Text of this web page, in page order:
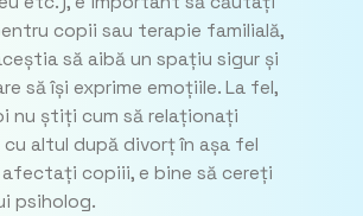
copii sau terapie familială,
să aibă un spațiu sigur și
să își exprime emoțiile. La fel,
nu știți cum să relaționați
cu altul după divorț în așa fel
copiii, e bine să cereți
psiholog.